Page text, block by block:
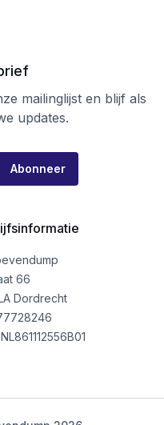
mailinglijst en blijf als
updates.
Abonneer
66
Dordrecht